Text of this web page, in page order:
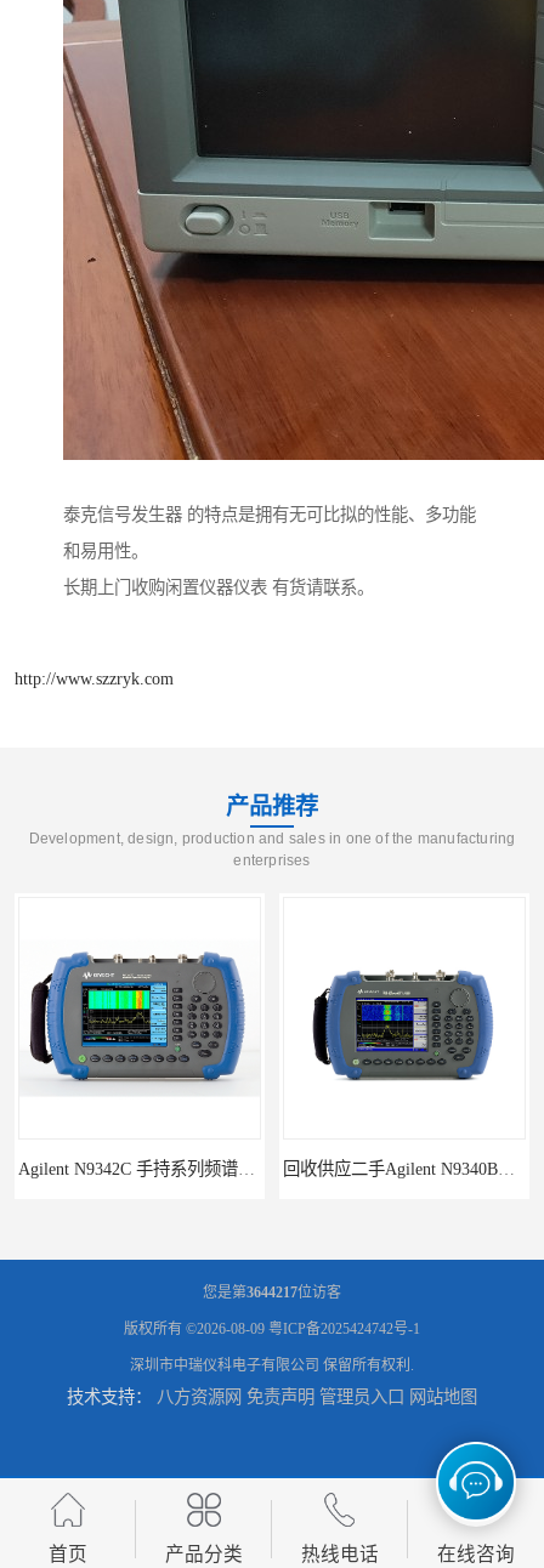
泰克信号发生器 的特点是拥有无可比拟的性能、多功能
和易用性。
长期上门收购闲置仪器仪表 有货请联系。
http://www.szzryk.com
产品推荐
Development, design, production and sales in one of the manufacturing
enterprises
Agilent N9342C 手持系列频谱分析仪 回收供应二手Agilent N9340B手持式系列频谱分析仪
诚信供应二手Agilent N9030A 系列频谱分析仪 供应二手Agilent N9020A 系列皮肤偏向于
您是第3644217位访客
版权所有 ©2026-08-09 粤ICP备2025424742号-1
深圳市中瑞仪科电子有限公司 保留所有权利.
技术支持： 八方资源网 免责声明 管理员入口 网站地图
首页 产品分类 热线电话 在线咨询